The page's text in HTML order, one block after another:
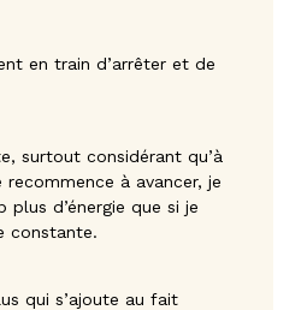
en train d’arrêter et de
surtout considérant qu’à
à avancer, je
plus d’énergie que si je
constante.
qui s’ajoute au fait